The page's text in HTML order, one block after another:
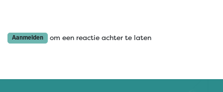
Aanmelden om een reactie achter te laten